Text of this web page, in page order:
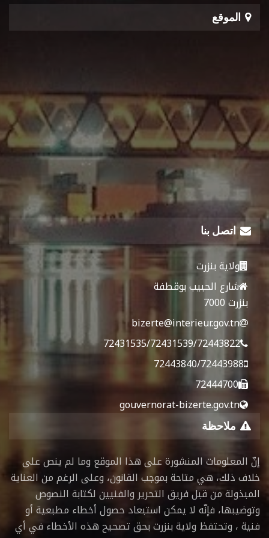
الموقع
اتصل بنا
ولاية بنزرت
شارع الحبيب بوقطفة
بنزرت 7000
bizerte@interieur.gov.tn
72431535/72431539/72443822
72443840/72443988
72444700
gouvernorat-bizerte.gov.tn
ملاحظة
إنّ المعلومات المنشورة على هذا الموقع وما لم ينص على
خلاف ذلك، هي متاحة بموجب القانون، وعلى الرغم من العناية
المبذولة من قبل فريق التحرير والفنيين لكتابة النصوص
وتوضيبها، فإنّه لا يمكن استبعاد حصول أخطاء مطبعية أو
فنية ، وتحتفظ ولاية بنزرت بحق تصحيح هذه الأخطاء في أي